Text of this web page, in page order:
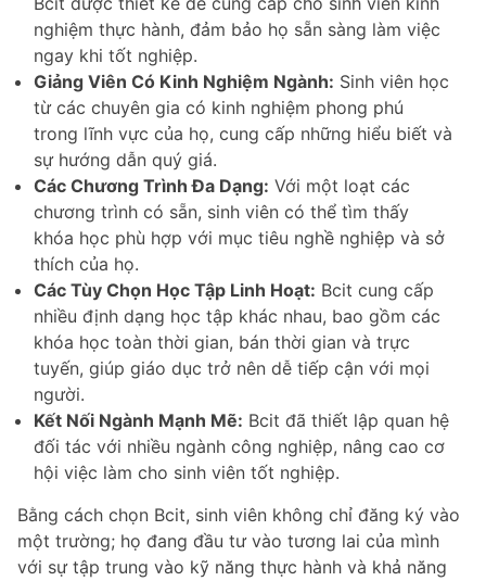
nghiệm thực hành, đảm bảo họ sẵn sàng làm việc
ngay khi tốt nghiệp.
Giảng Viên Có Kinh Nghiệm Ngành: Sinh viên học
từ các chuyên gia có kinh nghiệm phong phú
trong lĩnh vực của họ, cung cấp những hiểu biết và
sự hướng dẫn quý giá.
Các Chương Trình Đa Dạng: Với một loạt các
chương trình có sẵn, sinh viên có thể tìm thấy
khóa học phù hợp với mục tiêu nghề nghiệp và sở
thích của họ.
Các Tùy Chọn Học Tập Linh Hoạt: Bcit cung cấp
nhiều định dạng học tập khác nhau, bao gồm các
khóa học toàn thời gian, bán thời gian và trực
tuyến, giúp giáo dục trở nên dễ tiếp cận với mọi
người.
Kết Nối Ngành Mạnh Mẽ: Bcit đã thiết lập quan hệ
đối tác với nhiều ngành công nghiệp, nâng cao cơ
hội việc làm cho sinh viên tốt nghiệp.
Bằng cách chọn Bcit, sinh viên không chỉ đăng ký vào
một trường; họ đang đầu tư vào tương lai của mình
với sự tập trung vào kỹ năng thực hành và khả năng